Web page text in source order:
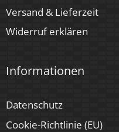
Versand & Lieferzeit
Widerruf erklären
Informationen
Datenschutz
Cookie-Richtlinie (EU)